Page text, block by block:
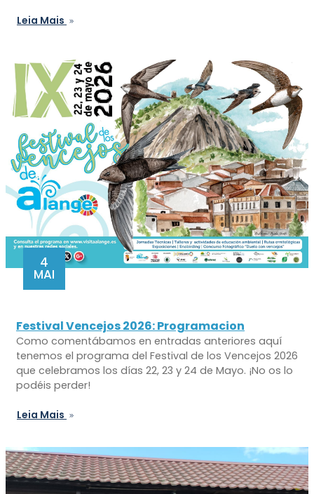
Leia Mais
4
MAI
Festival Vencejos 2026: Programacion
Como comentábamos en entradas anteriores aquí
tenemos el programa del Festival de los Vencejos 2026
que celebramos los días 22, 23 y 24 de Mayo. ¡No os lo
podéis perder!
Leia Mais